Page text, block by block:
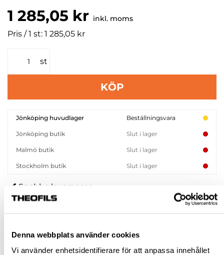
Denna webbplats använder cookies
Vi använder enhetsidentifierare för att anpassa innehållet
1 285,05 kr inkl. moms
Pris / 1 st: 1 285,05 kr
st
KÖP
Jönköping huvudlager Beställningsvara
Jönköping butik Slut i lager
Malmö butik Slut i lager
Stockholm butik Slut i lager
Snabba leveranser
Hämta i butik
BESKRIVNING